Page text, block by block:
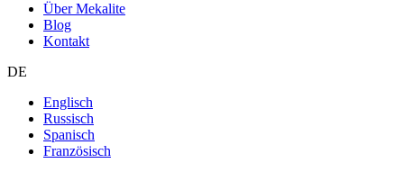
Über Mekalite
Blog
Kontakt
DE
Englisch
Russisch
Spanisch
Französisch